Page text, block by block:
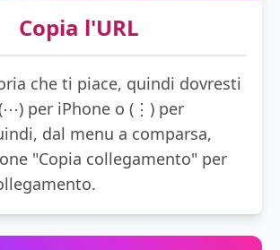
Copia l'URL
che ti piace, quindi dovresti
per iPhone o (⋮) per
dal menu a comparsa,
"Copia collegamento" per